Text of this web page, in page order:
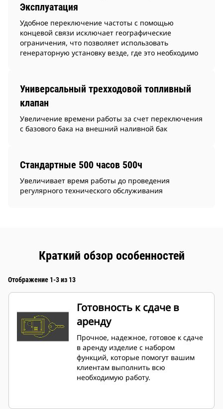
Эксплуатация
Удобное переключение частоты с помощью
концевой связи исключает географические
ограничения, что позволяет использовать
генераторную установку везде, где это необходимо
Универсальный трехходовой топливный
клапан
Увеличение времени работы за счет переключения
с базового бака на внешний наливной бак
Стандартные 500 часов 500ч
Увеличивает время работы до проведения
регулярного технического обслуживания
Краткий обзор особенностей
Отображение 1-3 из 13
Готовность к сдаче в
аренду
Прочное, надежное, готовое к сдаче
в аренду изделие с набором
функций, которые помогут вашим
клиентам выполнить всю
необходимую работу.